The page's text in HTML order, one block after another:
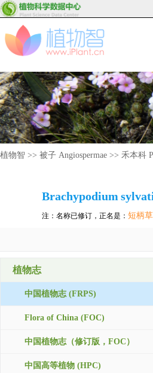
植物智 >> 被子 Angiospermae >> 禾本科
Brachypodium
注：名称已修订，正名是： 短柄
植物志
中国植物志 (FRPS)
Flora of China (FOC)
中国植物志（修订版，FOC）
中国高等植物 (HPC)